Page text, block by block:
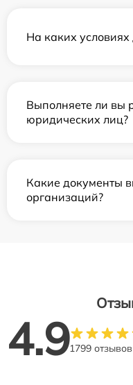
На каких условиях
Выполняете ли вы
юридических лиц?
Какие документы
организаций?
4.91799 отзывов